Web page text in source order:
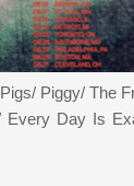
Piggy/ The
Day Is